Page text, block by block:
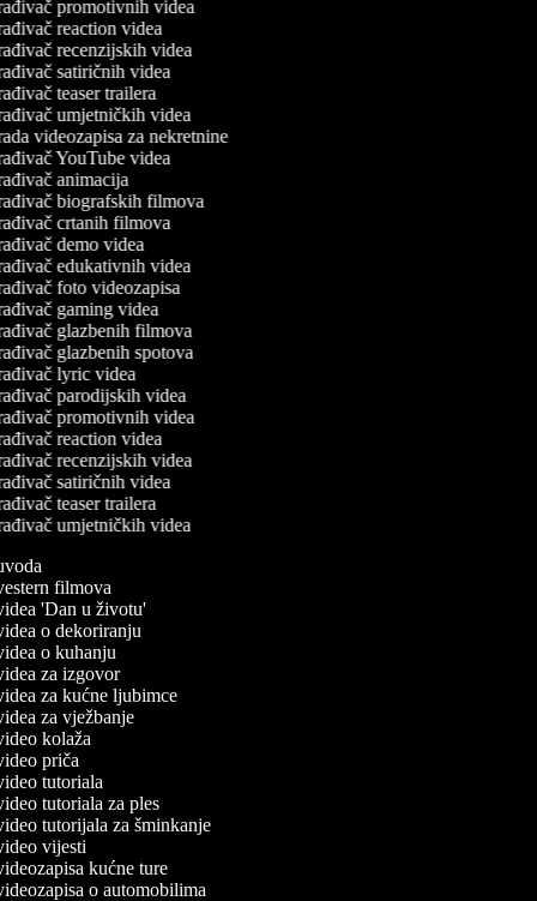
promotivnih videa
reaction videa
recenzijskih videa
satiričnih videa
teaser trailera
umjetničkih videa
videozapisa za nekretnine
YouTube videa
animacija
biografskih filmova
crtanih filmova
demo videa
edukativnih videa
foto videozapisa
gaming videa
glazbenih filmova
glazbenih spotova
lyric videa
parodijskih videa
promotivnih videa
reaction videa
recenzijskih videa
satiričnih videa
teaser trailera
umjetničkih videa
filmova
'Dan u životu'
o dekoriranju
o kuhanju
za izgovor
za kućne ljubimce
za vježbanje
kolaža
priča
tutoriala
tutoriala za ples
tutorijala za šminkanje
vijesti
kućne ture
o automobilima